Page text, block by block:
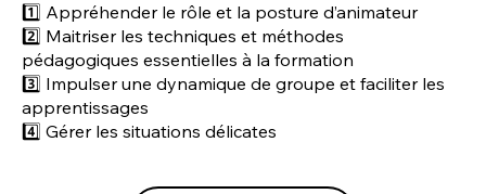
1️⃣ Appréhender le rôle et la posture d’animateur
2️⃣ Maitriser les techniques et méthodes
pédagogiques essentielles à la formation
3️⃣ Impulser une dynamique de groupe et faciliter les
apprentissages
4️⃣ Gérer les situations délicates